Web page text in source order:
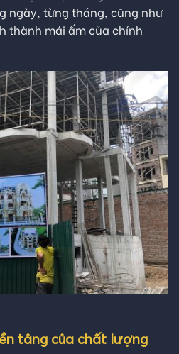
ngày, từng tháng, cũng như
thành mái ấm của chính
tảng của chất lượng